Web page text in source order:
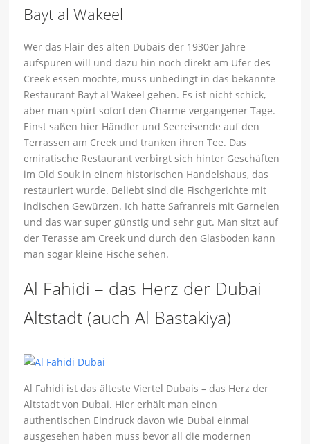
Bayt al Wakeel
Wer das Flair des alten Dubais der 1930er Jahre
aufspüren will und dazu hin noch direkt am Ufer des
Creek essen möchte, muss unbedingt in das bekannte
Restaurant Bayt al Wakeel gehen. Es ist nicht schick,
aber man spürt sofort den Charme vergangener Tage.
Einst saßen hier Händler und Seereisende auf den
Terrassen am Creek und tranken ihren Tee. Das
emiratische Restaurant verbirgt sich hinter Geschäften
im Old Souk in einem historischen Handelshaus, das
restauriert wurde. Beliebt sind die Fischgerichte mit
indischen Gewürzen. Ich hatte Safranreis mit Garnelen
und das war super günstig und sehr gut. Man sitzt auf
der Terasse am Creek und durch den Glasboden kann
man sogar kleine Fische sehen.
Al Fahidi – das Herz der Dubai
Altstadt (auch Al Bastakiya)
Al Fahidi ist das älteste Viertel Dubais – das Herz der
Altstadt von Dubai. Hier erhält man einen
authentischen Eindruck davon wie Dubai einmal
ausgesehen haben muss bevor all die modernen